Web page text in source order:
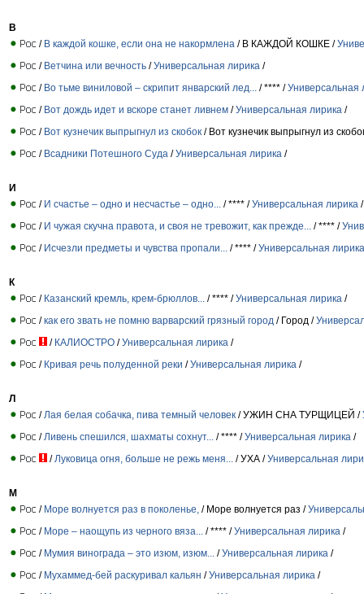
В
/ В каждой кошке, если она не накормлена / В КАЖДОЙ КОШКЕ /
/ Ветчина или вечность /Универсальная лирика /
/ Во тьме виниловой – скрипит январский лед... / **** /Универсальная
/ Вот дождь идет и вскоре станет ливнем /Универсальная лирика /
/ Вот кузнечик выпрыгнул из скобок / Вот кузнечик выпрыгнул из
/ Всадники Потешного Суда /Универсальная лирика /
И
/ И счастье – одно и несчастье – одно... / **** /Универсальная лирика /
/ И чужая скучна правота, и своя не тревожит, как прежде... / **** /
/ Исчезли предметы и чувства пропали... / **** /Универсальная лирика
К
/ Казанский кремль, крем-брюллов... / **** /Универсальная лирика /
/как его звать не помню варварский грязный город / Город /
/ КАЛИОСТРО /Универсальная лирика /
/ Кривая речь полуденной реки /Универсальная лирика /
Л
/ Лая белая собачка, пива темный человек / УЖИН СНА ТУРЩИЦЕЙ /
/ Ливень спешился, шахматы сохнут... / **** /Универсальная лирика /
/ Луковица огня, больше не режь меня... / УХА /Универсальная
М
/ Море волнуется раз в поколенье, / Море волнуется раз /
/ Море – наощупь из черного вяза... / **** /Универсальная лирика /
/ Мумия винограда – это изюм, изюм... /Универсальная лирика /
/ Мухаммед-бей раскуривал кальян /Универсальная лирика /